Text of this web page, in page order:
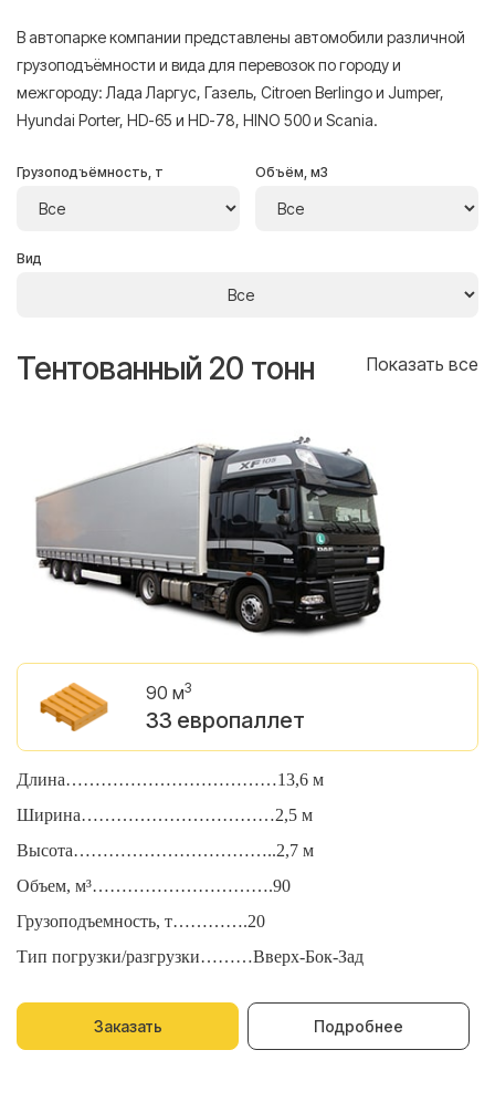
В автопарке компании представлены автомобили различной
грузоподъёмности и вида для перевозок по городу и
межгороду: Лада Ларгус, Газель, Citroen Berlingo и Jumper,
Hyundai Porter, HD-65 и HD-78, HINO 500 и Scania.
Грузоподъёмность, т Объём, м3
Вид
Тентованный 20 тонн Показать все
90 м3
33 европаллет
Длина………………………………13,6 м
Ширина……………………………2,5 м
Высота……………………………..2,7 м
Объем, м³………………………….90
Грузоподъемность, т………….20
Тип погрузки/разгрузки………Вверх-Бок-Зад
Заказать Подробнее